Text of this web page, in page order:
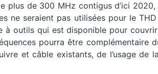
plus de 300 MHz contigus d’ici
ne seraient pas utilisées pour le
à outils qui est disponible pour
pourra être complémentaire
et câble existants, de l’usage de